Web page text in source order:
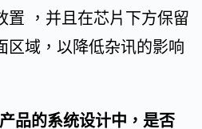
置 ，并且在芯片下方保留
区域，以降低杂讯的影响
品的系统设计中，是否